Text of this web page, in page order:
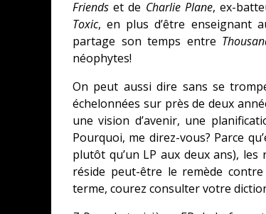
Friends et de Charlie Plane, ex-
Toxic, en plus d’être enseignant
partage son temps entre
néophytes!
On peut aussi dire sans se
échelonnées sur près de deux
une vision d’avenir, une
Pourquoi, me direz-vous? Parce
plutôt qu’un LP aux deux ans),
réside peut-être le remède
terme, courez consulter votre